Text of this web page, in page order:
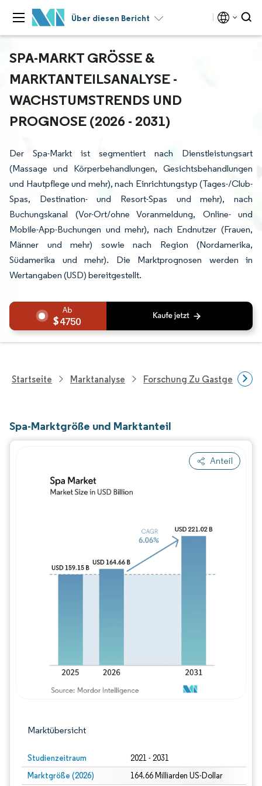
Über diesen Bericht
SPA-MARKT GRÖSSE & M
ARKTANTEILSANALYSE - W
ACHSTUMSTRENDS UND P
ROGNOSE (2026 - 2031)
Der Spa-Markt ist segmentiert nach Dienstleistungsart
(Massage und Körperbehandlungen, Gesichtsbehandlungen
und Hautpflege und mehr), nach Einrichtungstyp (Tages-/Club-
Spas, Destination- und Resort-Spas und mehr), nach
Buchungskanal (Vor-Ort/ohne Voranmeldung, Online- und
Mobile-App-Buchungen und mehr), nach Endnutzer (Frauen,
Männer und mehr) sowie nach Region (Nordamerika,
Südamerika und mehr). Die Marktprognosen werden in
Wertangaben (USD) bereitgestellt.
4750
Startseite Marktanalyse Forschung Zu Gastgewerbe
Spa-Marktgröße und Marktanteil
Anteil
Marktübersicht
Studienzeitraum 2021 - 2031
Marktgröße (2026) 164.66 Milliarden US-Dollar